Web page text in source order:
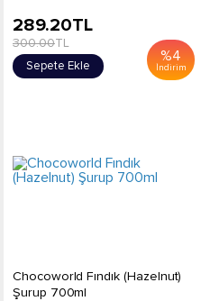
%4
İndirim
289.20TL
300.00TL
Sepete Ekle
Chocoworld Fındık (Hazelnut)
Şurup 700ml